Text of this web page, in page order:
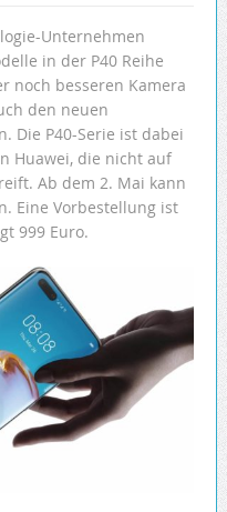
Unternehmen
in der P40 Reihe
noch besseren Kamera
den neuen
Die P40-Serie ist dabei
Huawei, die nicht auf
Ab dem 2. Mai kann
Eine Vorbestellung ist
999 Euro.